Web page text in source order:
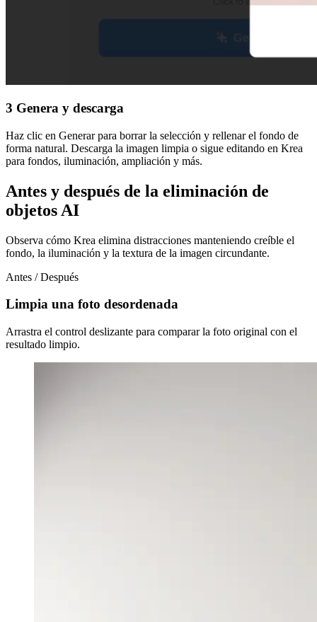
3 Genera y descarga
Haz clic en Generar para borrar la selección y rellenar el fondo de
forma natural. Descarga la imagen limpia o sigue editando en Krea
para fondos, iluminación, ampliación y más.
Antes y después de la eliminación de
objetos AI
Observa cómo Krea elimina distracciones manteniendo creíble el
fondo, la iluminación y la textura de la imagen circundante.
Antes / Después
Limpia una foto desordenada
Arrastra el control deslizante para comparar la foto original con el
resultado limpio.